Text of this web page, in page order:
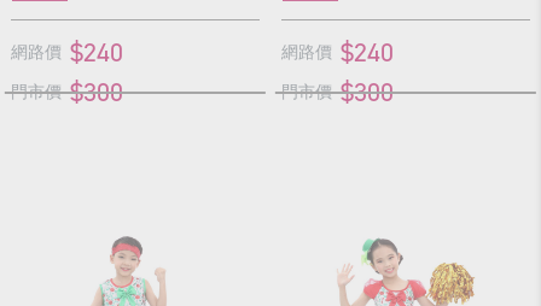
網路價 $240
門市價 $300
網路價 $240
門市價 $300